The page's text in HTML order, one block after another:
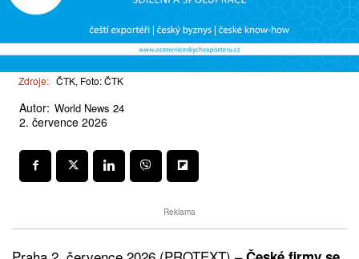
Zdroje: ČTK, Foto: ČTK
Autor: World News 24
2. července 2026
Reklama